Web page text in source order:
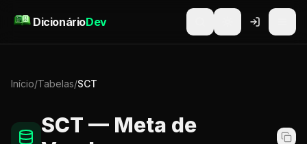
DicionárioDev
Início/Tabelas/SCT
SCT — Meta de